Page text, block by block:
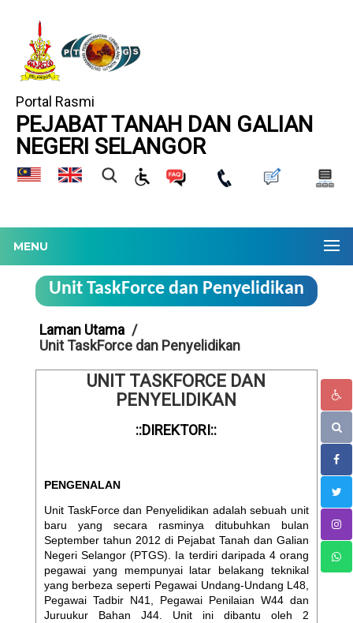
Portal Rasmi
PEJABAT TANAH DAN GALIAN
NEGERI SELANGOR
MENU
Unit TaskForce dan Penyelidikan
Laman Utama
Unit TaskForce dan Penyelidikan
UNIT TASKFORCE DAN
PENYELIDIKAN
::DIREKTORI::
PENGENALAN
Unit TaskForce dan Penyelidikan adalah sebuah unit
baru yang secara rasminya ditubuhkan bulan
September tahun 2012 di Pejabat Tanah dan Galian
Negeri Selangor (PTGS). Ia terdiri daripada 4 orang
pegawai yang mempunyai latar belakang teknikal
yang berbeza seperti Pegawai Undang-Undang L48,
Pegawai Tadbir N41, Pegawai Penilaian W44 dan
Juruukur Bahan J44. Unit ini dibantu oleh 2